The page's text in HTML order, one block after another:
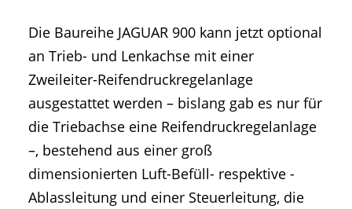
Die Baureihe JAGUAR 900 kann jetzt optional
an Trieb- und Lenkachse mit einer
Zweileiter-Reifendruckregelanlage
ausgestattet werden – bislang gab es nur für
die Triebachse eine Reifendruckregelanlage
–, bestehend aus einer groß
dimensionierten Luft-Befüll- respektive -
Ablassleitung und einer Steuerleitung, die